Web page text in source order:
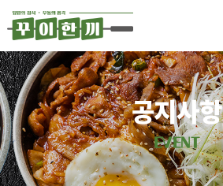
공지사항
EVENT